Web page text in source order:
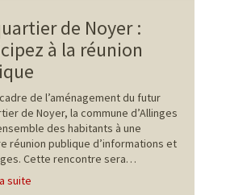
de Noyer :
à la réunion
de l’aménagement du futur
de Noyer, la commune d’Allinges
des habitants à une
réunion publique d’informations et
Cette rencontre sera…
suite